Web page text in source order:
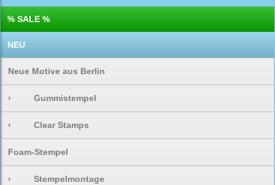
% SALE %
NEU
Neue Motive aus Berlin
› Gummistempel
› Clear Stamps
Foam-Stempel
› Stempelmontage